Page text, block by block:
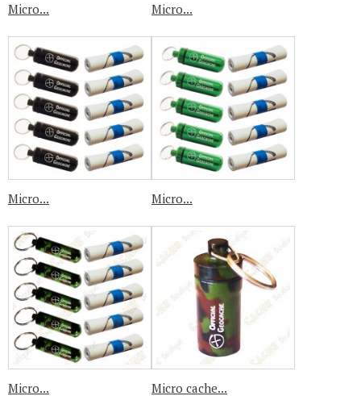
Micro... Micro...
Micro... Micro...
Micro... Micro cache...